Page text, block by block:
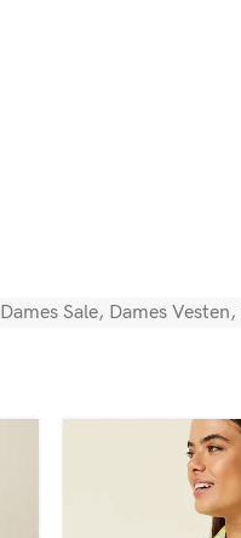
Dames Sale, Dames Vesten,